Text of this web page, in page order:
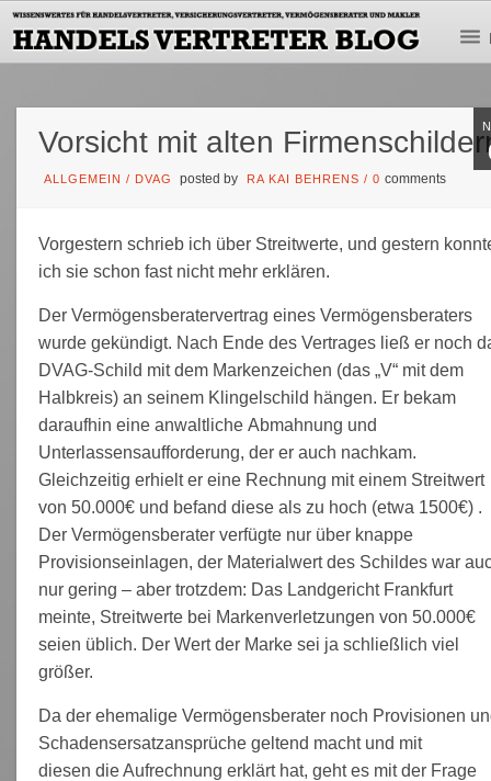
Vorsicht mit alten
ALLGEMEIN / DVAG posted by RA KAI BEHRENS /0comments
Vorgestern schrieb ich über Streitwerte, und gestern
ich sie schon fast nicht mehr erklären.
Der Vermögensberatervertrag eines Vermögensberaters
wurde gekündigt. Nach Ende des Vertrages ließ er noch
DVAG-Schild mit dem Markenzeichen (das „V“ mit dem
Halbkreis) an seinem Klingelschild hängen. Er bekam
daraufhin eine anwaltliche Abmahnung und
Unterlassensaufforderung, der er auch nachkam.
Gleichzeitig erhielt er eine Rechnung mit einem Streitwert
von 50.000€ und befand diese als zu hoch (etwa 1500€) .
Der Vermögensberater verfügte nur über knappe
Provisionseinlagen, der Materialwert des Schildes war
nur gering – aber trotzdem: Das Landgericht Frankfurt
meinte, Streitwerte bei Markenverletzungen von 50.000€
seien üblich. Der Wert der Marke sei ja schließlich viel
größer.
Da der ehemalige Vermögensberater noch Provisionen
Schadensersatzansprüche geltend macht und mit
diesen die Aufrechnung erklärt hat, geht es mit der Frage